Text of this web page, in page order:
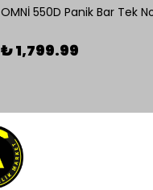
₺ 1,799.99